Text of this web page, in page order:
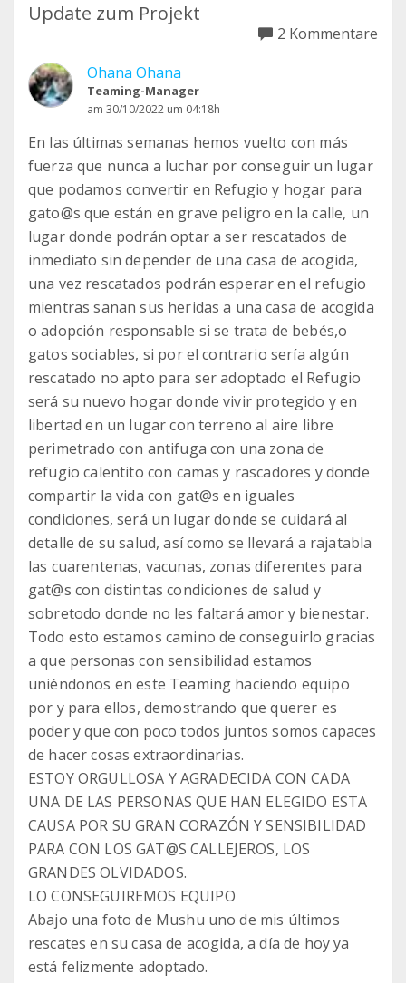
Update zum Projekt
2 Kommentare
Ohana Ohana
Teaming-Manager
am 30/10/2022 um 04:18h
En las últimas semanas hemos vuelto con más
fuerza que nunca a luchar por conseguir un lugar
que podamos convertir en Refugio y hogar para
gato@s que están en grave peligro en la calle, un
lugar donde podrán optar a ser rescatados de
inmediato sin depender de una casa de acogida,
una vez rescatados podrán esperar en el refugio
mientras sanan sus heridas a una casa de acogida
o adopción responsable si se trata de bebés,o
gatos sociables, si por el contrario sería algún
rescatado no apto para ser adoptado el Refugio
será su nuevo hogar donde vivir protegido y en
libertad en un lugar con terreno al aire libre
perimetrado con antifuga con una zona de
refugio calentito con camas y rascadores y donde
compartir la vida con gat@s en iguales
condiciones, será un lugar donde se cuidará al
detalle de su salud, así como se llevará a rajatabla
las cuarentenas, vacunas, zonas diferentes para
gat@s con distintas condiciones de salud y
sobretodo donde no les faltará amor y bienestar.
Todo esto estamos camino de conseguirlo gracias
a que personas con sensibilidad estamos
uniéndonos en este Teaming haciendo equipo
por y para ellos, demostrando que querer es
poder y que con poco todos juntos somos capaces
de hacer cosas extraordinarias.
ESTOY ORGULLOSA Y AGRADECIDA CON CADA
UNA DE LAS PERSONAS QUE HAN ELEGIDO ESTA
CAUSA POR SU GRAN CORAZÓN Y SENSIBILIDAD
PARA CON LOS GAT@S CALLEJEROS, LOS
GRANDES OLVIDADOS.
LO CONSEGUIREMOS EQUIPO
Abajo una foto de Mushu uno de mis últimos
rescates en su casa de acogida, a día de hoy ya
está felizmente adoptado.